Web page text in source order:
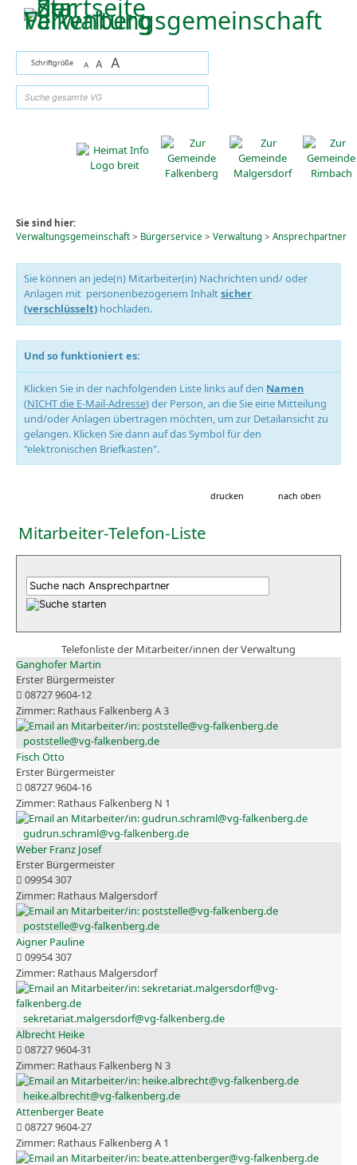
Zum Inhalt,zur Navigationoder
Schriftgröße A A A
Sie sind hier:
Verwaltungsgemeinschaft> Bürgerservice > Verwaltung> Ansprechpartner
Sie können an jede(n) Mitarbeiter(in) Nachrichten und/ oder
Anlagen mit personenbezogenem Inhaltsicher
(verschlüsselt) hochladen.
Und so funktioniert es:
Klicken Sie in der nachfolgenden Liste links auf den Namen
(NICHT die E-Mail-Adresse) der Person, an die Sie eine Mitteilung
und/oder Anlagen übertragen möchten, um zur Detailansicht zu
gelangen. Klicken Sie dann auf das Symbol für den
"elektronischen Briefkasten".
drucken nach oben
Mitarbeiter-Telefon-Liste
Telefonliste der Mitarbeiter/innen der Verwaltung
Ganghofer Martin
Erster Bürgermeister
08727 9604-12
Rathaus Falkenberg A 3
poststelle@vg-falkenberg.de
Fisch Otto
Erster Bürgermeister
08727 9604-16
Rathaus Falkenberg N 1
gudrun.schraml@vg-falkenberg.de
Weber Franz Josef
Erster Bürgermeister
09954 307
Rathaus Malgersdorf
poststelle@vg-falkenberg.de
Aigner Pauline
09954 307
Rathaus Malgersdorf
sekretariat.malgersdorf@vg-falkenberg.de
Albrecht Heike
08727 9604-31
Rathaus Falkenberg N 3
heike.albrecht@vg-falkenberg.de
Attenberger Beate
08727 9604-27
Rathaus Falkenberg A 1